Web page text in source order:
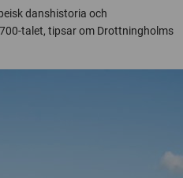
danshistoria och
talet, tipsar om Drottningholms